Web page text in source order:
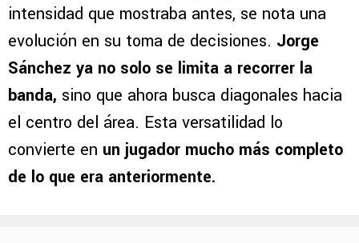
intensidad que mostraba antes, se nota una
evolución en su toma de decisiones. Jorge
Sánchez ya no solo se limita a recorrer la
banda, sino que ahora busca diagonales hacia
el centro del área. Esta versatilidad lo
convierte en un jugador mucho más completo
de lo que era anteriormente.